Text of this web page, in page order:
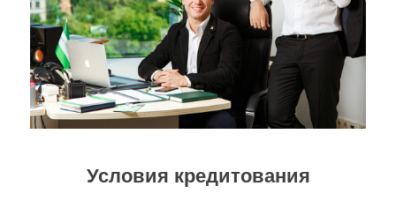
Условия кредитования